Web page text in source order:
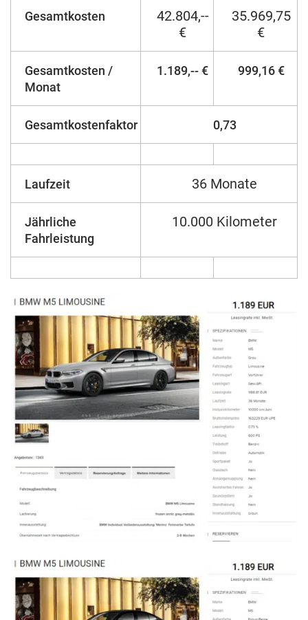
Gesamtkosten
42.804,--
€
35.969,75
€
Gesamtkosten /
Monat
1.189,-- € 999,16 €
Gesamtkostenfaktor 0,73
Laufzeit 36 Monate
Jährliche
Fahrleistung
10.000 Kilometer